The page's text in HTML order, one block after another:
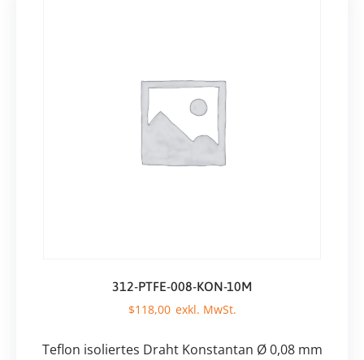
312-PTFE-008-KON-10M
$118,00
Teflon isoliertes Draht Konstantan Ø 0,08 mm